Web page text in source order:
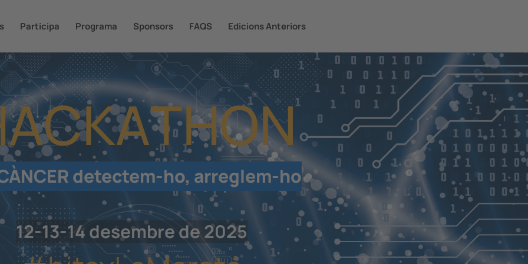
Participa Programa Sponsors FAQS Edicions Anteriors
ACKATHON
detectem-ho, arreglem-ho
12-13-14 desembre de 2025